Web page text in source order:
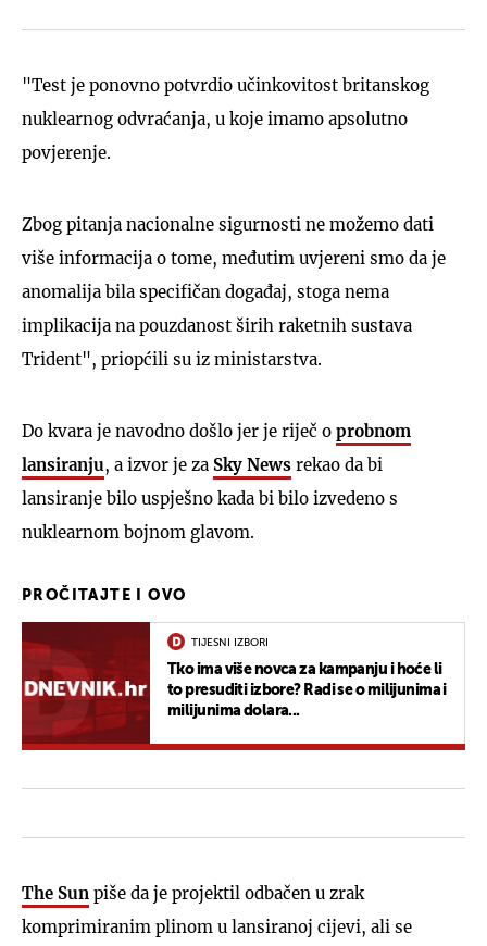
"Test je ponovno potvrdio učinkovitost britanskog
nuklearnog odvraćanja, u koje imamo apsolutno
povjerenje.
Zbog pitanja nacionalne sigurnosti ne možemo dati
više informacija o tome, međutim uvjereni smo da je
anomalija bila specifičan događaj, stoga nema
implikacija na pouzdanost širih raketnih sustava
Trident", priopćili su iz ministarstva.
Do kvara je navodno došlo jer je riječ o probnom
lansiranju, a izvor je za Sky News rekao da bi
lansiranje bilo uspješno kada bi bilo izvedeno s
nuklearnom bojnom glavom.
PROČITAJTE I OVO
TIJESNI IZBORI
Tko ima više novca za kampanju i hoće li
to presuditi izbore? Radi se o milijunima i
milijunima dolara...
The Sun piše da je projektil odbačen u zrak
komprimiranim plinom u lansiranoj cijevi, ali se